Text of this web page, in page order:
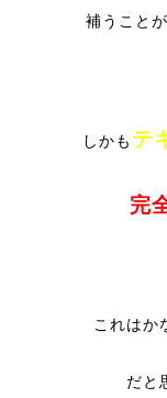
補うこと
しかも テ
完
これはか
だと